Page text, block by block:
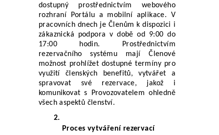
dostupný prostřednictvím webového
rozhraní Portálu a mobilní aplikace. V
pracovních dnech je Členům k dispozici i
zákaznická podpora v době od 9:00 do
17:00 hodin. Prostřednictvím
rezervačního systému mají Členové
možnost prohlížet dostupné termíny pro
využití členských benefitů, vytvářet a
spravovat své rezervace, jakož i
komunikovat s Provozovatelem ohledně
všech aspektů členství.
Proces vytváření rezervací